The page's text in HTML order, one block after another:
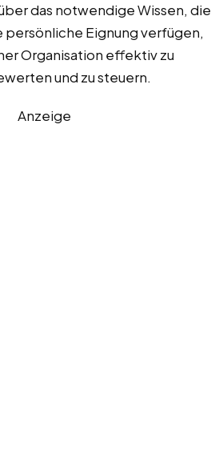
das notwendige Wissen, die
persönliche Eignung verfügen,
Organisation effektiv zu
und zu steuern.
Anzeige